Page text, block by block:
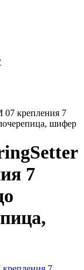
07 крепления 7
шифер
7